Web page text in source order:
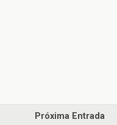
Próxima Entrada